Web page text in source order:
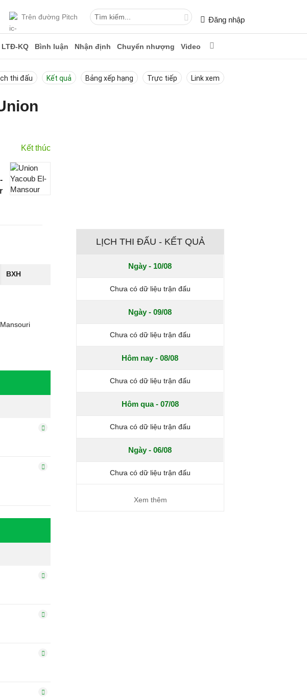
Trên đường Pitch Đăng nhập
LTĐ-KQ Bình luận Nhận định Chuyển nhượng Video
thi đấu Kết quả Bảng xếp hạng Trực tiếp Link xem
Kết thúc
BXH
LỊCH THI ĐẤU - KẾT QUẢ
Ngày - 10/08
Chưa có dữ liệu trận đấu
Ngày - 09/08
Chưa có dữ liệu trận đấu
Hôm nay - 08/08
Chưa có dữ liệu trận đấu
Hôm qua - 07/08
Chưa có dữ liệu trận đấu
Ngày - 06/08
Chưa có dữ liệu trận đấu
Xem thêm